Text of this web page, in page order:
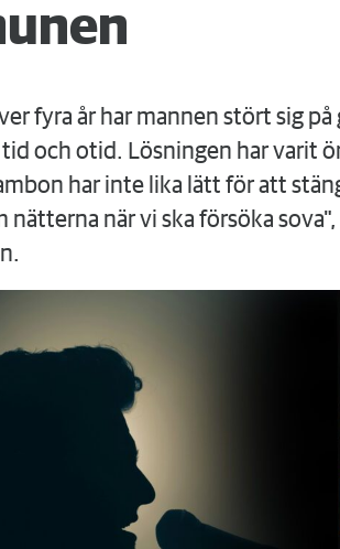
fyra år har mannen stört sig
och otid. Lösningen har varit
har inte lika lätt för att
nätterna när vi ska försöka